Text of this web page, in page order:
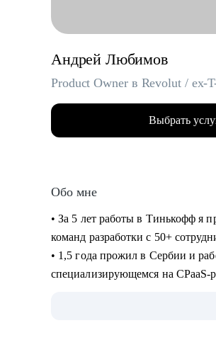
Андрей Любимов
Product Owner в Revolut / ex-
Выбрать
Обо мне
• За 5 лет работы в Тинькофф я
команд разработки с 50+
• 1,5 года прожил в Сербии и
специализирующемся на
• Провел 200+ консультаций